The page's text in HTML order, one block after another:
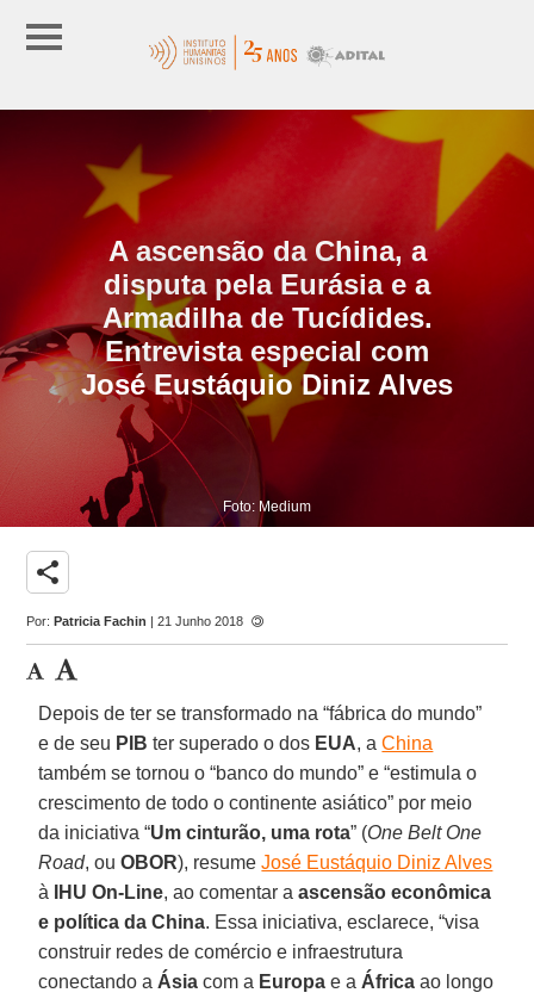
A ascensão da China, a
disputa pela Eurásia e a
Armadilha de Tucídides.
Entrevista especial com
José Eustáquio Diniz Alves
Foto: Medium
share
Por:Patricia Fachin | 21 Junho 2018
Depois de ter se transformado na “fábrica do mundo”
e de seu PIB ter superado o dos EUA, aChina
também se tornou o “banco do mundo” e “estimula o
crescimento de todo o continente asiático” por meio
da iniciativa “Um cinturão, uma rota” (One Belt One
Road, ouOBOR), resumeJosé Eustáquio Diniz Alves
à
IHU On-Line, ao comentar aascensão econômica
e política da China. Essa iniciativa, esclarece, “visa
construir redes de comércio e infraestrutura
conectando a Ásia com a Europa e a África ao longo